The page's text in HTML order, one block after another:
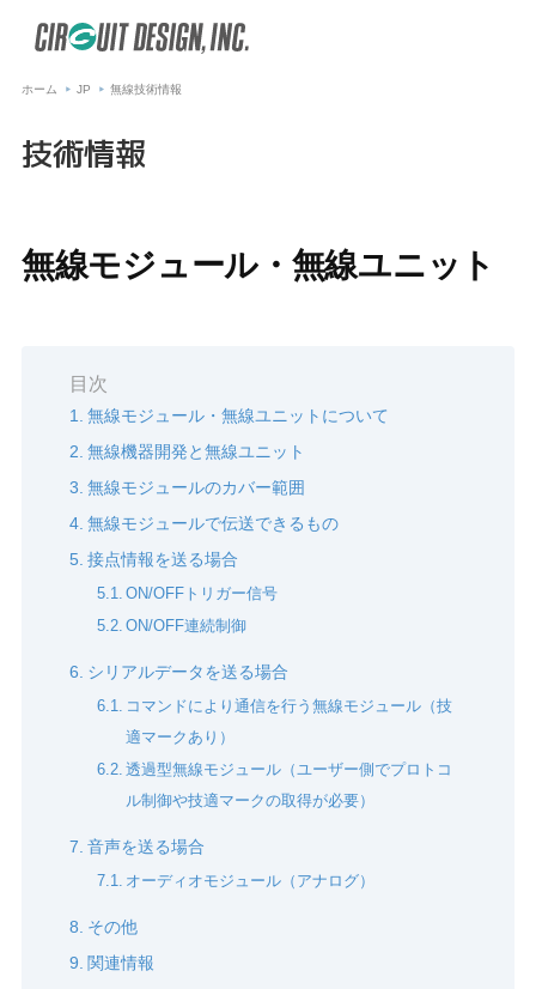
ホーム JP 無線技術情報
技術情報
無線モジュール・無線ユニット
目次
無線モジュール・無線ユニットについて
無線機器開発と無線ユニット
無線モジュールのカバー範囲
無線モジュールで伝送できるもの
接点情報を送る場合
ON/OFFトリガー信号
ON/OFF連続制御
シリアルデータを送る場合
コマンドにより通信を行う無線モジュール（技
適マークあり）
透過型無線モジュール（ユーザー側でプロトコ
ル制御や技適マークの取得が必要）
音声を送る場合
オーディオモジュール（アナログ）
その他
関連情報